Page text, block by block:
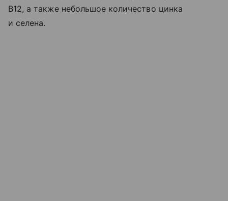
B12, а также небольшое количество цинка
и селена.